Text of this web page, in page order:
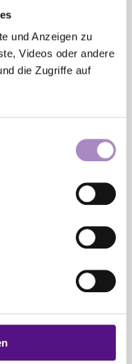
und Anzeigen zu
Videos oder andere
die Zugriffe auf